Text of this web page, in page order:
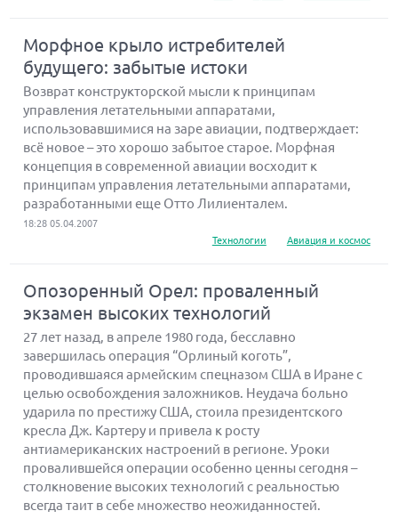
Морфное крыло истребителей
будущего: забытые истоки
Возврат конструкторской мысли к принципам
управления летательными аппаратами,
использовавшимися на заре авиации, подтверждает:
всё новое – это хорошо забытое старое. Морфная
концепция в современной авиации восходит к
принципам управления летательными аппаратами,
разработанными еще Отто Лилиенталем.
18:28 05.04.2007
Технологии
Авиация и космос
Опозоренный Орел: проваленный
экзамен высоких технологий
27 лет назад, в апреле 1980 года, бесславно
завершилась операция “Орлиный коготь”,
проводившаяся армейским спецназом США в Иране с
целью освобождения заложников. Неудача больно
ударила по престижу США, стоила президентского
кресла Дж. Картеру и привела к росту
антиамериканских настроений в регионе. Уроки
провалившейся операции особенно ценны сегодня –
столкновение высоких технологий с реальностью
всегда таит в себе множество неожиданностей.